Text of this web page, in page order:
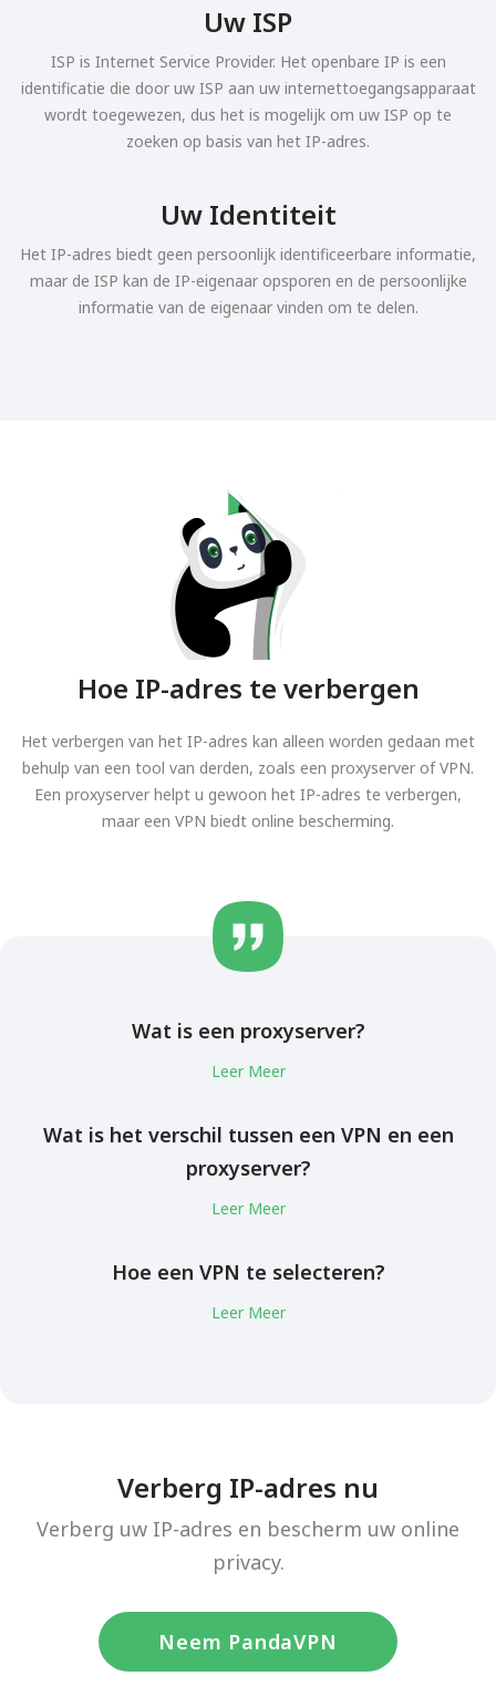
Uw ISP
ISP is Internet Service Provider. Het openbare IP is een
identificatie die door uw ISP aan uw internettoegangsapparaat
wordt toegewezen, dus het is mogelijk om uw ISP op te
zoeken op basis van het IP-adres.
Uw Identiteit
Het IP-adres biedt geen persoonlijk identificeerbare informatie,
maar de ISP kan de IP-eigenaar opsporen en de persoonlijke
informatie van de eigenaar vinden om te delen.
Hoe IP-adres te verbergen
Het verbergen van het IP-adres kan alleen worden gedaan met
behulp van een tool van derden, zoals een proxyserver of VPN.
Een proxyserver helpt u gewoon het IP-adres te verbergen,
maar een VPN biedt online bescherming.
Wat is een proxyserver?
Leer Meer
Wat is het verschil tussen een VPN en een
proxyserver?
Leer Meer
Hoe een VPN te selecteren?
Leer Meer
Verberg IP-adres nu
Verberg uw IP-adres en bescherm uw online
privacy.
Neem PandaVPN